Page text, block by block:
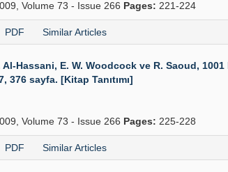
Volume 73 - Issue 266 Pages: 221-224
PDF Similar Articles
Al-Hassani, E. W. Woodcock ve R. Saoud,
376 sayfa. [Kitap Tanıtımı]
Volume 73 - Issue 266 Pages: 225-228
PDF Similar Articles